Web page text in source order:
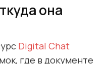
она
Digital Chat
где в документе